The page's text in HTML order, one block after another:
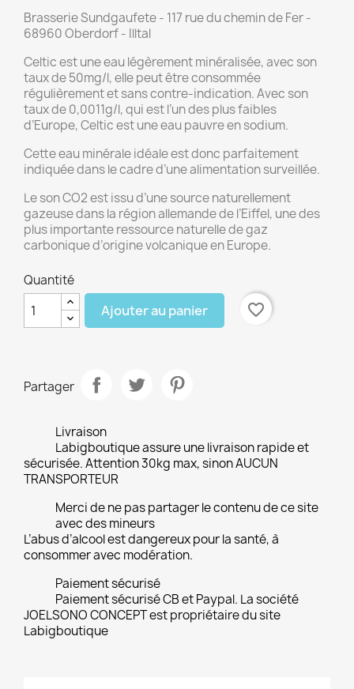
Brasserie Sundgaufete - 117 rue du chemin de Fer -
68960 Oberdorf - Illtal
Celtic est une eau légèrement minéralisée, avec son
taux de 50mg/l, elle peut être consommée
régulièrement et sans contre-indication. Avec son
taux de 0,0011g/l, qui est l’un des plus faibles
d’Europe, Celtic est une eau pauvre en sodium.
Cette eau minérale idéale est donc parfaitement
indiquée dans le cadre d’une alimentation surveillée.
Le son CO2 est issu d’une source naturellement
gazeuse dans la région allemande de l’Eiffel, une des
plus importante ressource naturelle de gaz
carbonique d’origine volcanique en Europe.
Quantité
Ajouter au panier favorite_border
Partager
Livraison
Labigboutique assure une livraison rapide et
sécurisée. Attention 30kg max, sinon AUCUN
TRANSPORTEUR
Merci de ne pas partager le contenu de ce site
avec des mineurs
L’abus d’alcool est dangereux pour la santé, à
consommer avec modération.
Paiement sécurisé
Paiement sécurisé CB et Paypal. La société
JOELSONO CONCEPT est propriétaire du site
Labigboutique